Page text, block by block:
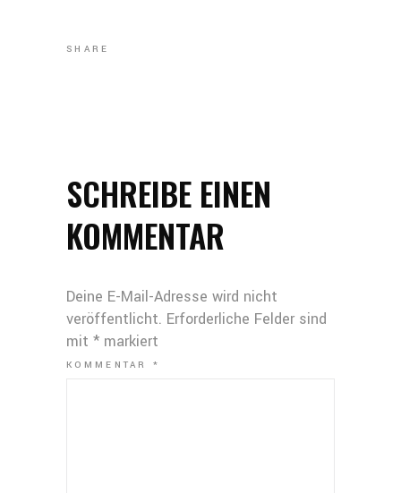
SHARE
SCHREIBE EINEN
KOMMENTAR
Deine E-Mail-Adresse wird nicht
veröffentlicht. Erforderliche Felder sind
mit * markiert
KOMMENTAR*